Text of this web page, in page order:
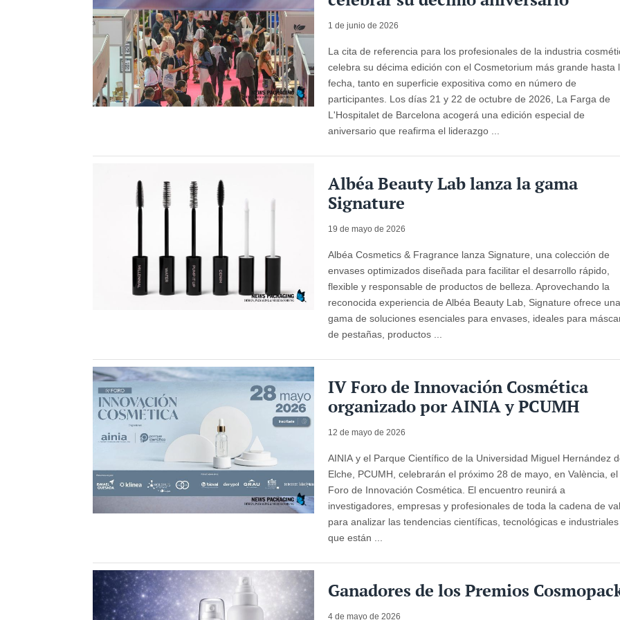
1 de junio de 2026
La cita de referencia para los profesionales de la industria
celebra su décima edición con el Cosmetorium más grande hasta
fecha, tanto en superficie expositiva como en número de
participantes. Los días 21 y 22 de octubre de 2026, La Farga de
L'Hospitalet de Barcelona acogerá una edición especial de
aniversario que reafirma el liderazgo ...
Albéa Beauty Lab lanza la gama
Signature
19 de mayo de 2026
Albéa Cosmetics & Fragrance lanza Signature, una colección de
envases optimizados diseñada para facilitar el desarrollo rápido,
flexible y responsable de productos de belleza. Aprovechando la
reconocida experiencia de Albéa Beauty Lab, Signature ofrece una
gama de soluciones esenciales para envases, ideales para
de pestañas, productos ...
IV Foro de Innovación Cosmética
organizado por AINIA y PCUMH
12 de mayo de 2026
AINIA y el Parque Científico de la Universidad Miguel Hernández
Elche, PCUMH, celebrarán el próximo 28 de mayo, en València, el
Foro de Innovación Cosmética. El encuentro reunirá a
investigadores, empresas y profesionales de toda la cadena de
para analizar las tendencias científicas, tecnológicas e industriales
que están ...
Ganadores de los Premios
4 de mayo de 2026